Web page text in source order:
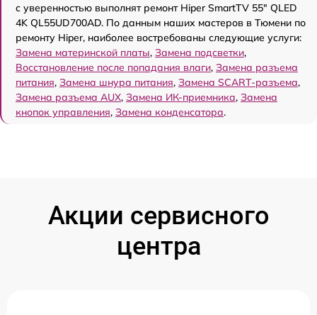
с уверенностью выполнят ремонт Hiper SmartTV 55" QLED
4K QL55UD700AD. По данным наших мастеров в Тюмени по
ремонту Hiper, наиболее востребованы следующие услуги:
Замена материнской платы, Замена подсветки,
Восстановление после попадания влаги, Замена разъема
питания, Замена шнура питания, Замена SCART-разъема,
Замена разъема AUX, Замена ИК-приемника, Замена
кнопок управления, Замена конденсатора.
Акции сервисного
центра